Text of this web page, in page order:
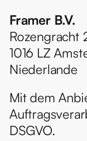
Framer B.V.
Rozengracht
1016 LZ
Niederlande
Mit dem
DSGVO.